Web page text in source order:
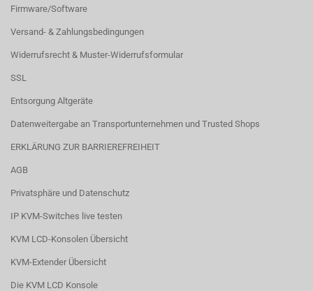
Firmware/Software
Versand- & Zahlungsbedingungen
Widerrufsrecht & Muster-Widerrufsformular
SSL
Entsorgung Altgeräte
Datenweitergabe an Transportunternehmen und Trusted Shops
ERKLÄRUNG ZUR BARRIEREFREIHEIT
AGB
Privatsphäre und Datenschutz
IP KVM-Switches live testen
KVM LCD-Konsolen Übersicht
KVM-Extender Übersicht
Die KVM LCD Konsole